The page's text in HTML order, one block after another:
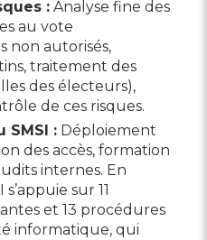
:Analyse fine des
au vote
non autorisés,
traitement des
des électeurs),
de ces risques.
SMSI :Déploiement
des accès, formation
internes. En
sur 11
et 13 procédures
informatique, qui